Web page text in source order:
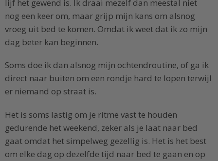
lijf het gewend is. Ik draai mezelf dan meestal niet
nog een keer om, maar grijp mijn kans om alsnog
vroeg uit bed te komen. Omdat ik weet dat ik zo mijn
dag beter kan beginnen.
Soms doe ik dan alsnog mijn ochtendroutine, of ga ik
direct naar buiten om een rondje hard te lopen terwijl
er niemand op straat is.
Het is soms lastig om je ritme vast te houden
gedurende het weekend, zeker als je laat naar bed
gaat omdat het simpelweg gezellig is. Het is het best
om elke dag op dezelfde tijd naar bed te gaan en op